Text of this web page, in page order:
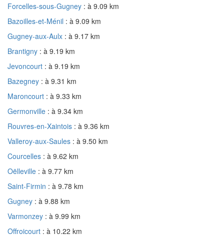
Forcelles-sous-Gugney : à 9.09 km
Bazoilles-et-Ménil : à 9.09 km
Gugney-aux-Aulx : à 9.17 km
Brantigny : à 9.19 km
Jevoncourt : à 9.19 km
Bazegney : à 9.31 km
Maroncourt : à 9.33 km
Germonville : à 9.34 km
Rouvres-en-Xaintois : à 9.36 km
Valleroy-aux-Saules : à 9.50 km
Courcelles : à 9.62 km
Oëlleville : à 9.77 km
Saint-Firmin : à 9.78 km
Gugney : à 9.88 km
Varmonzey : à 9.99 km
Offroicourt : à 10.22 km